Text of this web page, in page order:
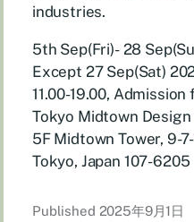
industries.
5th Sep(Fri)- 28
Except 27 Sep(Sat)
11.00-19.00, Admission
Tokyo Midtown Design
5F Midtown Tower, 9-
Tokyo, Japan 107-6205
Published 2025年9月1日